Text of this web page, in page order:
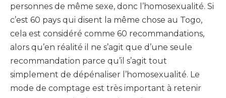
personnes de même sexe, donc l’homosexualité. Si
c’est 60 pays qui disent la même chose au Togo,
cela est considéré comme 60 recommandations,
alors qu’en réalité il ne s’agit que d’une seule
recommandation parce qu’il s’agit tout
simplement de dépénaliser l’homosexualité. Le
mode de comptage est très important à retenir